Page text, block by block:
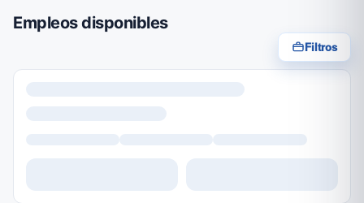
Empleos disponibles
Filtros